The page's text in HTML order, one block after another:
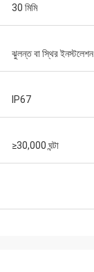
30 মিমি
ঝুলন্ত বা স্থির ইনস্টলেশন
IP67
≥30,000 ঘন্টা